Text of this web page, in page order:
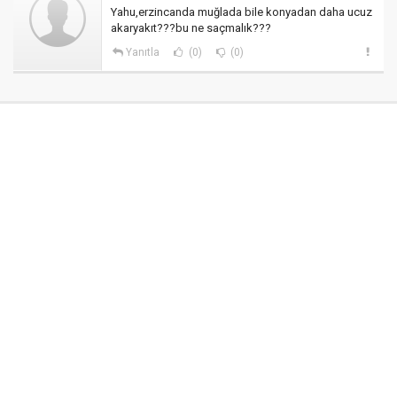
Yahu,erzincanda muğlada bile konyadan daha ucuz
akaryakıt???bu ne saçmalık???
Yanıtla (0) (0)